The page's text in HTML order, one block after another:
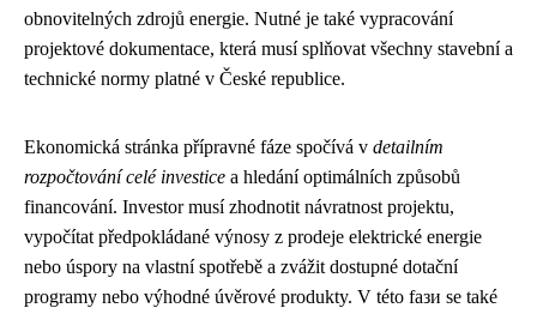
obnovitelných zdrojů energie. Nutné je také vypracování
projektové dokumentace, která musí splňovat všechny stavební a
technické normy platné v České republice.
Ekonomická stránka přípravné fáze spočívá v detailním
rozpočtování celé investice a hledání optimálních způsobů
financování. Investor musí zhodnotit návratnost projektu,
vypočítat předpokládané výnosy z prodeje elektrické energie
nebo úspory na vlastní spotřebě a zvážit dostupné dotační
programy nebo výhodné úvěrové produkty. V této fази se také